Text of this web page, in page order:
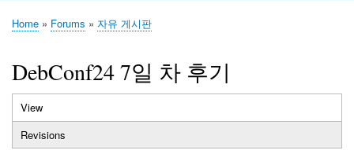
Home
알리는 말씀
최근 게시물
위키 문서
미러 서버
Breadcrumb
Home Forums 자유 게시판
DebConf24 7일 차 후기
Primary
tabs
View
tab)
Revisions